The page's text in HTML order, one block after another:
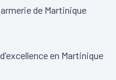
de Martinique